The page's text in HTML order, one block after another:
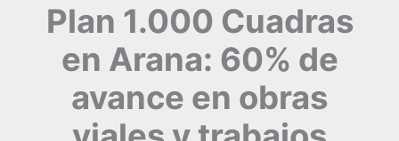
Plan 1.000 Cuadras
en Arana: 60% de
avance en obras